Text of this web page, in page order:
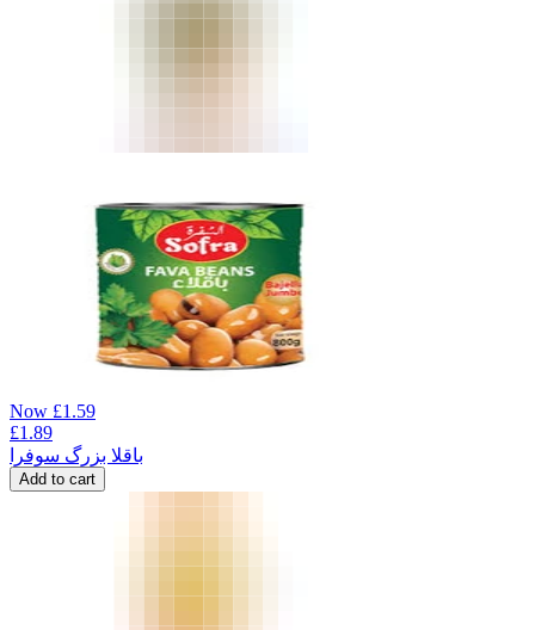
Now £1.59
£1.89
باقلا بزرگ سوفرا
Add to cart